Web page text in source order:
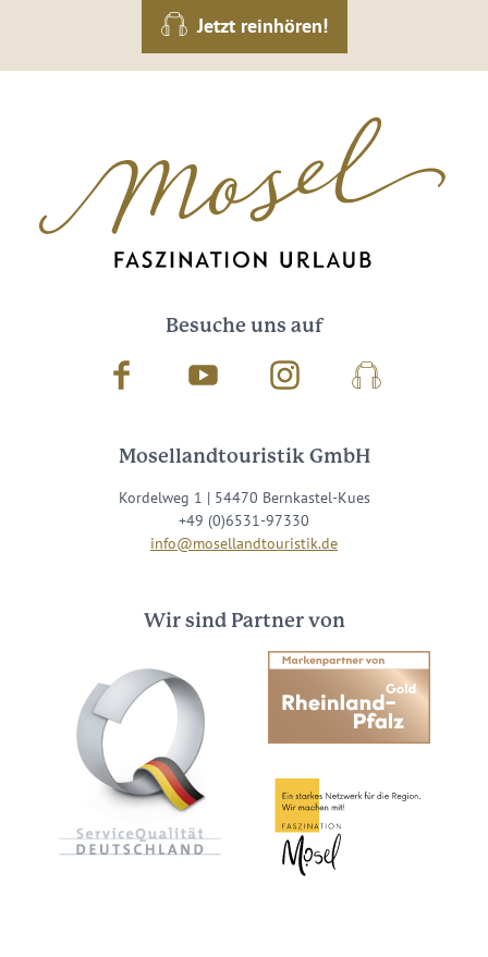
Jetzt reinhören!
Besuche uns auf
Facebook Youtube InstagramPodcast
Mosellandtouristik GmbH
Kordelweg 1 | 54470 Bernkastel-Kues
+49 (0)6531-97330
info@mosellandtouristik.de
Wir sind Partner von